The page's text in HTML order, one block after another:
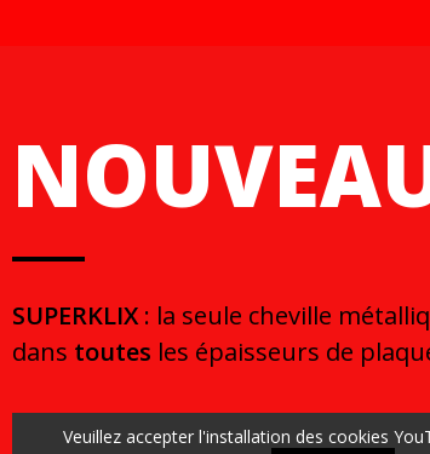
Hit enter to search or ESC to close
SUPERKLIX: la seule cheville
dans toutes les épaisseurs de